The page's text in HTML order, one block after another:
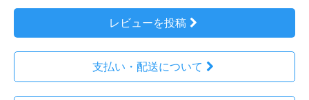
レビューを投稿
支払い・配送について